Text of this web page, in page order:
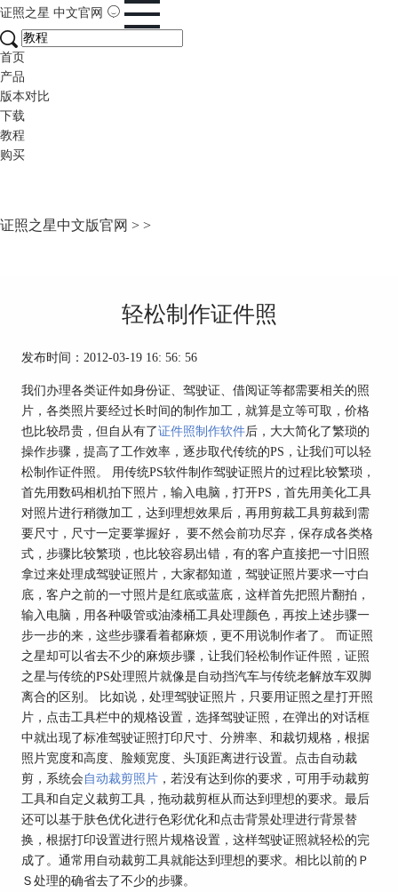
证照之星 中文官网
首页
产品
版本对比
下载
教程
购买
证照之星中文版官网 > >
轻松制作证件照
发布时间：2012-03-19 16: 56: 56
我们办理各类证件如身份证、驾驶证、借阅证等都需要相关的照
片，各类照片要经过长时间的制作加工，就算是立等可取，价格
也比较昂贵，但自从有了证件照制作软件后，大大简化了繁琐的
操作步骤，提高了工作效率，逐步取代传统的PS，让我们可以轻
松制作证件照。 用传统PS软件制作驾驶证照片的过程比较繁琐，
首先用数码相机拍下照片，输入电脑，打开PS，首先用美化工具
对照片进行稍微加工，达到理想效果后，再用剪裁工具剪裁到需
要尺寸，尺寸一定要掌握好， 要不然会前功尽弃，保存成各类格
式，步骤比较繁琐，也比较容易出错，有的客户直接把一寸旧照
拿过来处理成驾驶证照片，大家都知道，驾驶证照片要求一寸白
底，客户之前的一寸照片是红底或蓝底，这样首先把照片翻拍，
输入电脑，用各种吸管或油漆桶工具处理颜色，再按上述步骤一
步一步的来，这些步骤看着都麻烦，更不用说制作者了。 而证照
之星却可以省去不少的麻烦步骤，让我们轻松制作证件照，证照
之星与传统的PS处理照片就像是自动挡汽车与传统老解放车双脚
离合的区别。 比如说，处理驾驶证照片，只要用证照之星打开照
片，点击工具栏中的规格设置，选择驾驶证照，在弹出的对话框
中就出现了标准驾驶证照打印尺寸、分辨率、和裁切规格，根据
照片宽度和高度、脸颊宽度、头顶距离进行设置。点击自动裁
剪，系统会自动裁剪照片，若没有达到你的要求，可用手动裁剪
工具和自定义裁剪工具，拖动裁剪框从而达到理想的要求。最后
还可以基于肤色优化进行色彩优化和点击背景处理进行背景替
换，根据打印设置进行照片规格设置，这样驾驶证照就轻松的完
成了。通常用自动裁剪工具就能达到理想的要求。相比以前的Ｐ
Ｓ处理的确省去了不少的步骤。